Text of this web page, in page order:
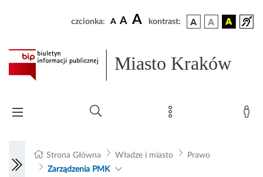
czcionka: A A A kontrast:
Miasto Kraków
Strona Główna Władze i miasto
Prawo
Zarządzenia PMK